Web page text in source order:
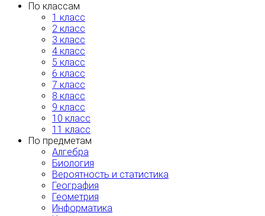
По классам
1 класс
2 класс
3 класс
4 класс
5 класс
6 класс
7 класс
8 класс
9 класс
10 класс
11 класс
По предметам
Алгебра
Биология
Вероятность и статистика
География
Геометрия
Информатика